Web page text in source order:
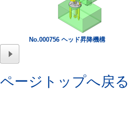
No.000756 ヘッド昇降機構
ページトップへ戻る